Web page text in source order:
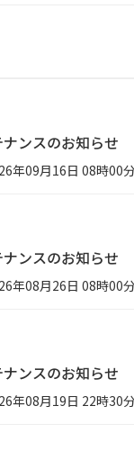
ンスのお知らせ
年09月16日 08時00
ンスのお知らせ
年08月26日 08時00
ンスのお知らせ
年08月19日 22時30